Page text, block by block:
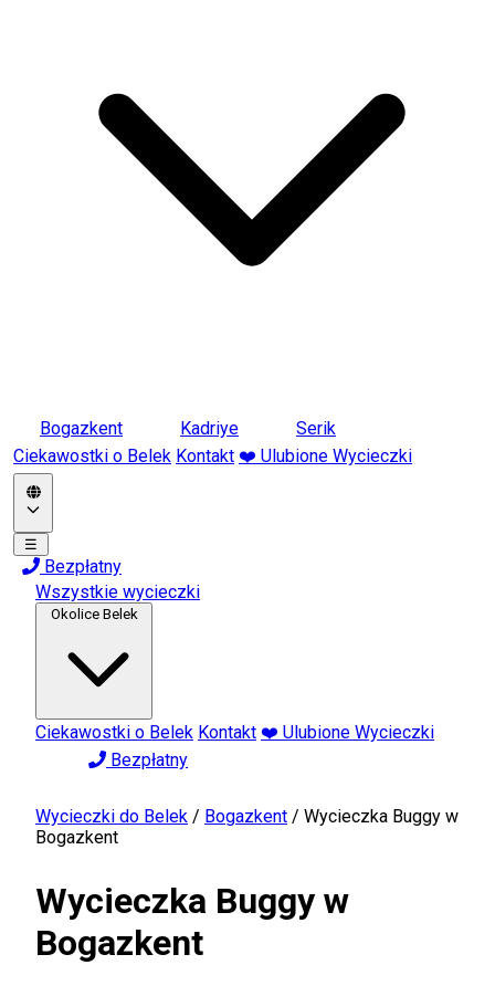
Bogazkent Kadriye
Serik
Ciekawostki o Belek Kontakt ❤️ Ulubione Wycieczki
☰
Bezpłatny
Wszystkie wycieczki
Okolice Belek
Ciekawostki o Belek Kontakt ❤️ Ulubione Wycieczki
Bezpłatny
Wycieczki do Belek / Bogazkent / Wycieczka Buggy w
Bogazkent
Wycieczka Buggy w
Bogazkent